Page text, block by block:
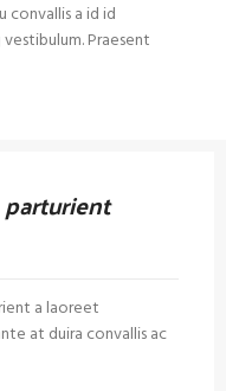
convallis a id id
Praesent
parturient
a laoreet
at duira convallis ac